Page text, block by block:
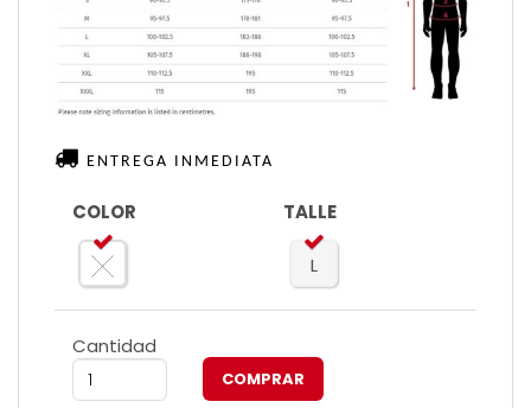
ENTREGA INMEDIATA
COLOR TALLE
L
Cantidad